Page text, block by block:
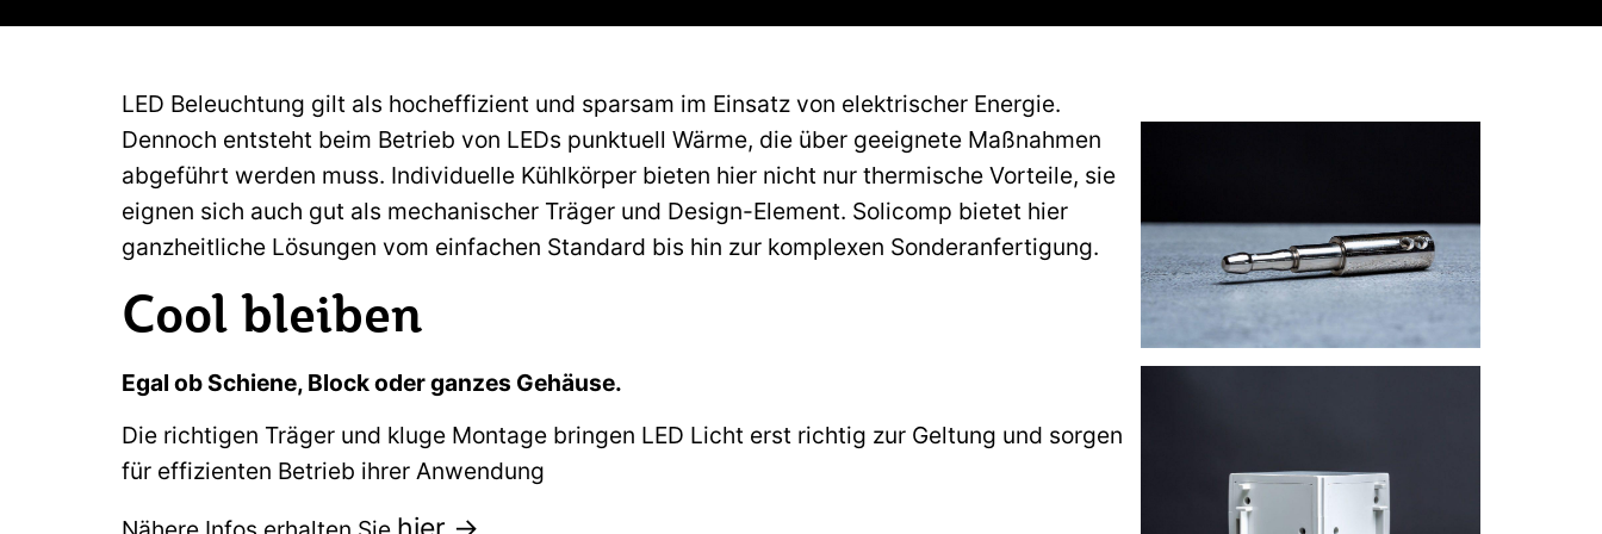
LED Beleuchtung gilt als hocheffizient und sparsam im Einsatz von elektrischer Energie.
Dennoch entsteht beim Betrieb von LEDs punktuell Wärme, die über geeignete Maßnahmen
abgeführt werden muss. Individuelle Kühlkörper bieten hier nicht nur thermische Vorteile, sie
eignen sich auch gut als mechanischer Träger und Design-Element. Solicomp bietet hier
ganzheitliche Lösungen vom einfachen Standard bis hin zur komplexen Sonderanfertigung.
Cool bleiben
Egal ob Schiene, Block oder ganzes Gehäuse.
Die richtigen Träger und kluge Montage bringen LED Licht erst richtig zur Geltung und sorgen
für effizienten Betrieb ihrer Anwendung